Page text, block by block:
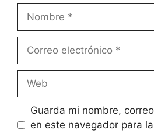
Guarda mi nombre,
en este navegador para